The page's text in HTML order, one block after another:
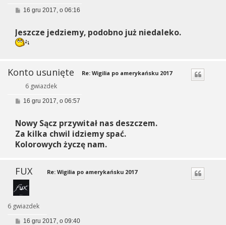
P
t
16 gru 2017, o 06:16
Jeszcze jedziemy, podobno już niedaleko.
Konto usunięte
6 gwiazdek
Re: Wigilia po amerykańsku 2017
P
t
16 gru 2017, o 06:57
Nowy Sącz przywitał nas deszczem.
Za kilka chwil idziemy spać.
Kolorowych życzę nam.
FUX
6 gwiazdek
Re: Wigilia po amerykańsku 2017
P16 gru 2017, o 09:40